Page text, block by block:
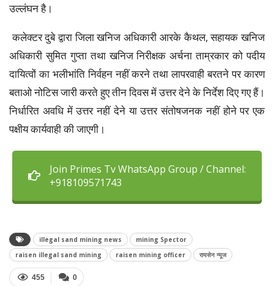
उल्लंघन है।
कलेक्टर दुबे द्वारा जिला खनिज अधिकारी आरके कैथल, सहायक खनिज
अधिकारी सुमित गुप्ता तथा खनिज निरीक्षक अर्चना ताम्रकार को पदीय
दायित्वों का भलीभांति निर्वहन नहीं करने तथा लापरवाही बरतने पर कारण
बताओ नोटिस जारी करते हुए तीन दिवस में उत्तर देने के निर्देश दिए गए हैं।
निर्धारित अवधि में उत्तर नहीं देने या उत्तर संतोषजनक नहीं होने पर एक
पक्षीय कार्यवाही की जाएगी।
Join Primes Tv WhatsApp Group / Channel:
+918109571743
illegal sand mining news
mining Spector
raisen illegal sand mining
raisen mining officer रायसेन न्यूज
0
455